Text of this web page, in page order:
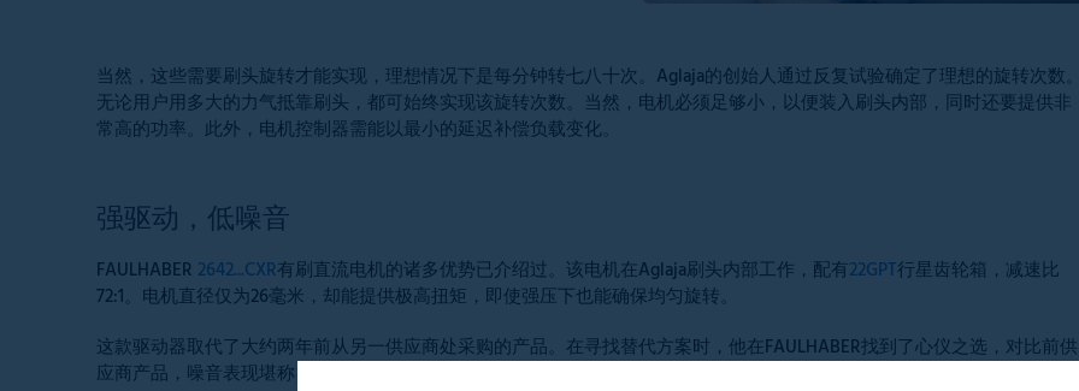
当然，这些需要刷头旋转才能实现，理想情况下是每分钟转七八十次。Aglaja的创始人通过反复试验确定了理想的旋转次数
无论用户用多大的力气抵靠刷头，都可始终实现该旋转次数。当然，电机必须足够小，以便装入刷头内部，同时还要提供非
常高的功率。此外，电机控制器需能以最小的延迟补偿负载变化。
强驱动，低噪音
FAULHABER 2642...CXR有刷直流电机的诸多优势已介绍过。该电机在Aglaja刷头内部工作，配有22GPT行星齿轮箱，减速比
72:1。电机直径仅为26毫米，却能提供极高扭矩，即使强压下也能确保均匀旋转。
这款驱动器取代了大约两年前从另一供应商处采购的产品。在寻找替代方案时，他在FAULHABER找到了心仪之选，对比前供
应商产品，噪音表现堪称 “颠覆性升级”。开启花洒后，电机运转声被水流掩盖，仅余频率柔和的 “白噪音”